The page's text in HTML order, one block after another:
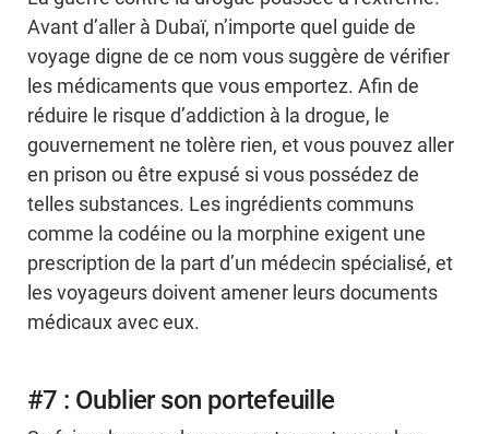
Avant d’aller à Dubaï, n’importe quel guide de
voyage digne de ce nom vous suggère de vérifier
les médicaments que vous emportez. Afin de
réduire le risque d’addiction à la drogue, le
gouvernement ne tolère rien, et vous pouvez aller
en prison ou être expusé si vous possédez de
telles substances. Les ingrédients communs
comme la codéine ou la morphine exigent une
prescription de la part d’un médecin spécialisé, et
les voyageurs doivent amener leurs documents
médicaux avec eux.
#7 : Oublier son portefeuille